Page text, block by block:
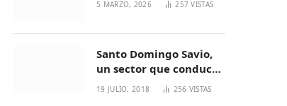
5 MARZO, 2026 257VISTAS
Santo Domingo Savio,
un sector que conduce
a generaciones
increíbles
19 JULIO, 2018 256 VISTAS